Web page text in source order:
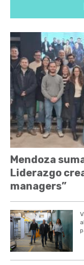
Mendoza
Liderazgo
managers”